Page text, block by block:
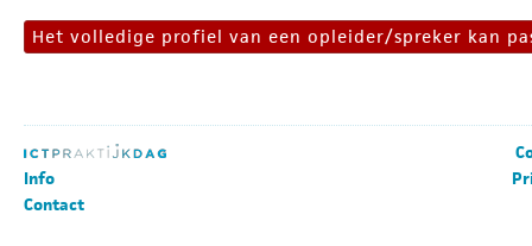
Het volledige profiel van een opleider/spreker kan
Info
Contact